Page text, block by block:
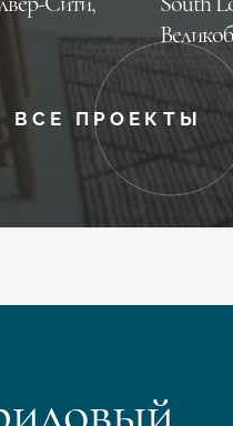
ВСЕ ПРОЕКТЫ